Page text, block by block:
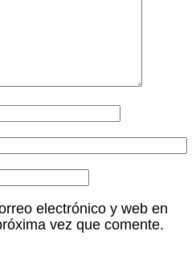
electrónico y web en
vez que comente.